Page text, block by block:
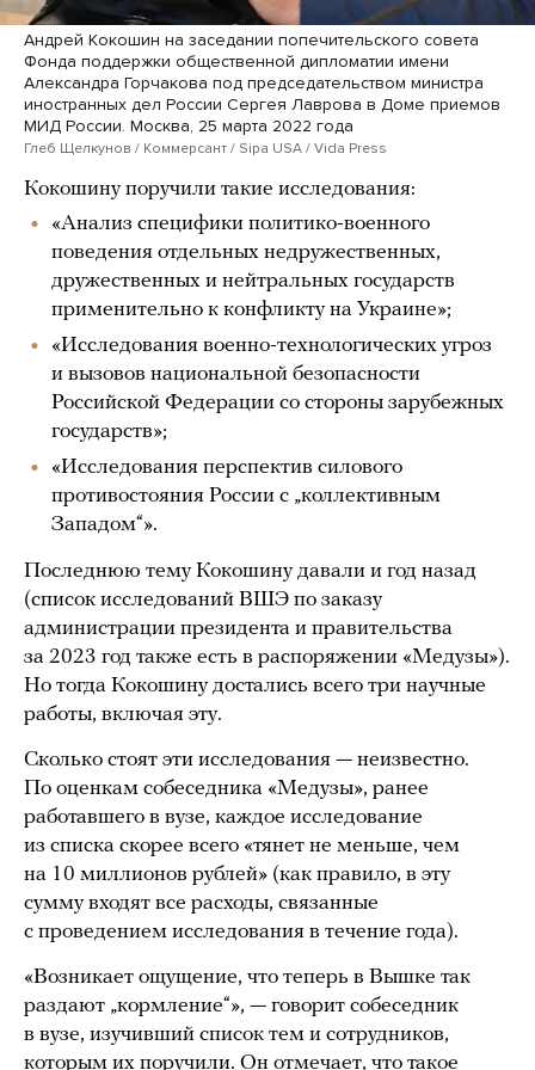
Андрей Кокошин на заседании попечительского совета
Фонда поддержки общественной дипломатии имени
Александра Горчакова под председательством министра
иностранных дел России Сергея Лаврова в Доме приемов
МИД России. Москва, 25 марта 2022 года
Глеб Щелкунов / Коммерсант / Sipa USA / Vida Press
Кокошину поручили такие исследования:
«Анализ специфики политико-военного
поведения отдельных недружественных,
дружественных и нейтральных государств
применительно к конфликту на Украине»;
«Исследования военно-технологических угроз
и вызовов национальной безопасности
Российской Федерации со стороны зарубежных
государств»;
«Исследования перспектив силового
противостояния России с „коллективным
Западом“».
Последнюю тему Кокошину давали и год назад
(список исследований ВШЭ по заказу
администрации президента и правительства
за 2023 год также есть в распоряжении «Медузы»).
Но тогда Кокошину достались всего три научные
работы, включая эту.
Сколько стоят эти исследования — неизвестно.
По оценкам собеседника «Медузы», ранее
работавшего в вузе, каждое исследование
из списка скорее всего «тянет не меньше, чем
на 10 миллионов рублей» (как правило, в эту
сумму входят все расходы, связанные
с проведением исследования в течение года).
«Возникает ощущение, что теперь в Вышке так
раздают „кормление“», — говорит собеседник
в вузе, изучивший список тем и сотрудников,
которым их поручили. Он отмечает, что такое